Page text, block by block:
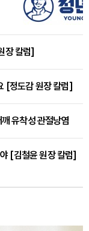
장 칼럼]
[정도감 원장 칼럼]
유착성 관절낭염
[김철윤 원장 칼럼]